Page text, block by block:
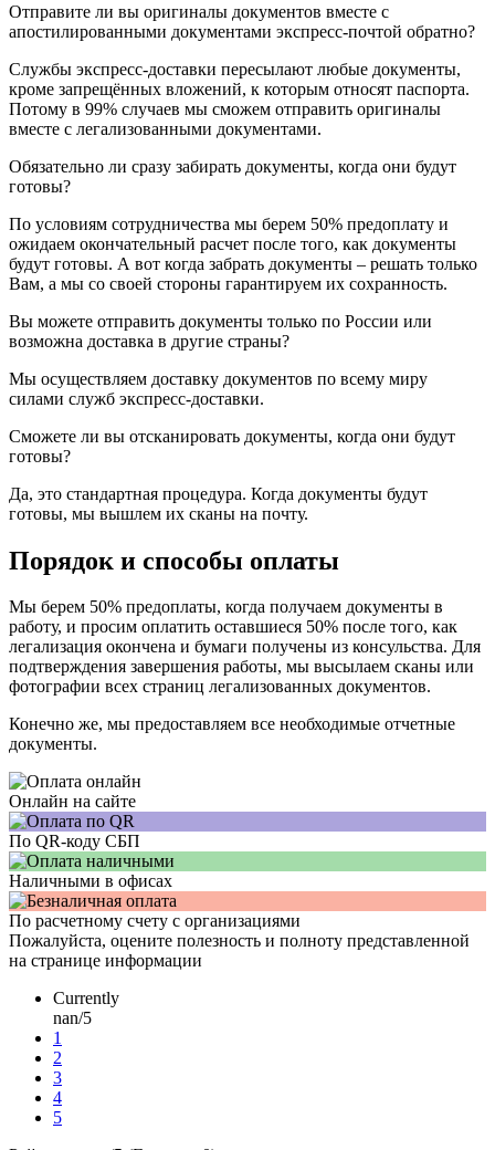
Отправите ли вы оригиналы документов вместе с
апостилированными документами экспресс-почтой обратно?
Службы экспресс-доставки пересылают любые документы,
кроме запрещённых вложений, к которым относят паспорта.
Потому в 99% случаев мы сможем отправить оригиналы
вместе с легализованными документами.
Обязательно ли сразу забирать документы, когда они будут
готовы?
По условиям сотрудничества мы берем 50% предоплату и
ожидаем окончательный расчет после того, как документы
будут готовы. А вот когда забрать документы – решать только
Вам, а мы со своей стороны гарантируем их сохранность.
Вы можете отправить документы только по России или
возможна доставка в другие страны?
Мы осуществляем доставку документов по всему миру
силами служб экспресс-доставки.
Сможете ли вы отсканировать документы, когда они будут
готовы?
Да, это стандартная процедура. Когда документы будут
готовы, мы вышлем их сканы на почту.
Порядок и способы оплаты
Мы берем 50% предоплаты, когда получаем документы в
работу, и просим оплатить оставшиеся 50% после того, как
легализация окончена и бумаги получены из консульства. Для
подтверждения завершения работы, мы высылаем сканы или
фотографии всех страниц легализованных документов.
Конечно же, мы предоставляем все необходимые отчетные
документы.
Онлайн на сайте
По QR-коду СБП
Наличными в офисах
По расчетному счету с организациями
Пожалуйста, оцените полезность и полноту представленной
на странице информации
Currently
nan/5
1
2
3
4
5